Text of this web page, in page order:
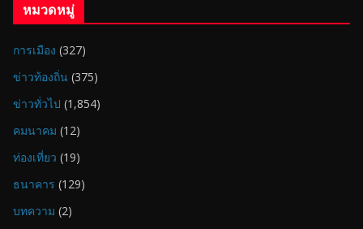
หมวดหมู่
การเมือง (327)
ข่าวท้องถิ่น (375)
ข่าวทั่วไป (1,854)
คมนาคม (12)
ท่องเที่ยว (19)
ธนาคาร (129)
บทความ (2)